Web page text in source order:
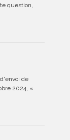
question,
de
2024, «